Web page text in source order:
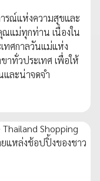
รณ์แห่งความสุขและ
แม่ทุกท่าน เนื่องใน
ทศกาลวันแม่แห่ง
ทั่วประเทศ เพื่อให้
และน่าจดจำ